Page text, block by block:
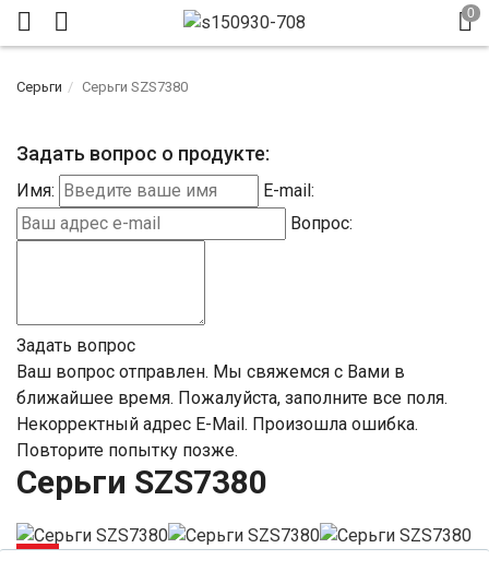
Серьги Серьги SZS7380
Задать вопрос о продукте:
Имя:
E-mail:
Вопрос:
Задать вопрос
Ваш вопрос отправлен. Мы свяжемся с Вами в
ближайшее время. Пожалуйста, заполните все поля.
Некорректный адрес E-Mail. Произошла ошибка.
Повторите попытку позже.
Серьги SZS7380
-6%